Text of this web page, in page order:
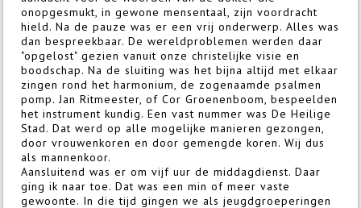
onopgesmukt, in gewone mensentaal, zijn voordracht
hield. Na de pauze was er een vrij onderwerp. Alles was
dan bespreekbaar. De wereldproblemen werden daar
"opgelost" gezien vanuit onze christelijke visie en
boodschap. Na de sluiting was het bijna altijd met elkaar
zingen rond het harmonium, de zogenaamde psalmen
pomp. Jan Ritmeester, of Cor Groenenboom, bespeelden
het instrument kundig. Een vast nummer was De Heilige
Stad. Dat werd op alle mogelijke manieren gezongen,
door vrouwenkoren en door gemengde koren. Wij dus
als mannenkoor.
Aansluitend was er om vijf uur de middagdienst. Daar
ging ik naar toe. Dat was een min of meer vaste
gewoonte. In die tijd gingen we als jeugdgroeperingen